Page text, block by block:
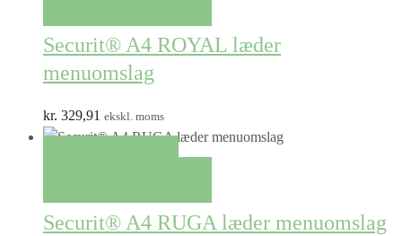
Securit® A4 ROYAL læder
menuomslag
kr. 329,91 ekskl. moms
Securit® A4 RUGA læder menuomslag